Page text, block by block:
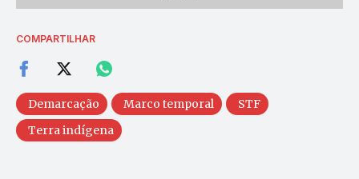
COMPARTILHAR
Demarcação Marco temporal
STF
Terra indígena